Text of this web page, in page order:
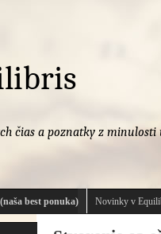
čias a poznatky z minulosti
best ponuka) Novinky v